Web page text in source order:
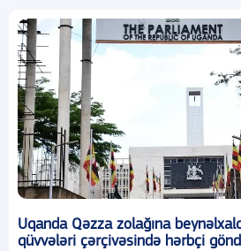
Uqanda Qəzza zolağına
qüvvələri çərçivəsində hərbçi